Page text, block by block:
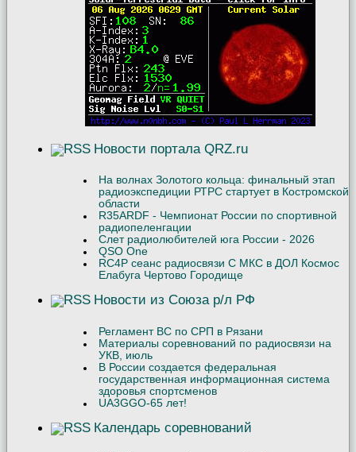
Новости портала QRZ.ru
На волнах Золотого кольца: финальный этап
радиоэкспедиции РТРС стартует в Костромской
области
R35ARDF - Чемпионат России по спортивной
радиопеленгации
Слет радиолюбителей юга России - 2026
QSO One
RC4P сеанс радиосвязи С МКС в ДОЛ Космос
Елабуга Чертово Городище
Новости из Союза р/л РФ
Регламент ВС по СРП в Рязани
Материалы соревнований по радиосвязи на
УКВ, июль
В России создается федеральная
государственная информационная система
здоровья спортсменов
UA3GGO-65 лет!
Календарь соревнований